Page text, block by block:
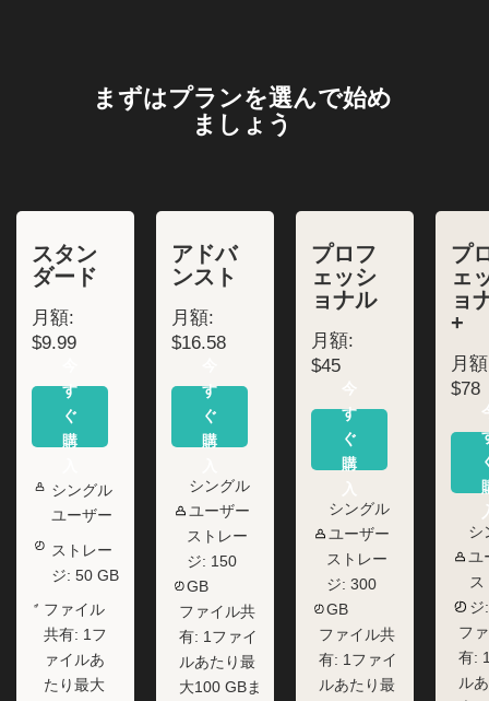
まずはプランを選んで始め
ましょう
スタン
ダード
月額:
$9.99
す
ぐ
購
シングル
ユーザー
ストレー
ジ: 50 GB
ファイル
共有: 1フ
ァイルあ
たり最大
アドバ
ンスト
月額:
$16.58
す
ぐ
購
シングル
ユーザー
ストレー
ジ: 150
GB
ファイル共
有: 1ファイ
ルあたり最
大100 GBま
プロフ
ェッシ
ョナル
月額:
$45
す
ぐ
購
シングル
ユーザー
ストレー
ジ: 300
GB
ファイル共
有: 1ファイ
ルあたり最
プ
ェ
ョ
+
月
$78
シ
ユ
ス
ジ
フ
有:
ル